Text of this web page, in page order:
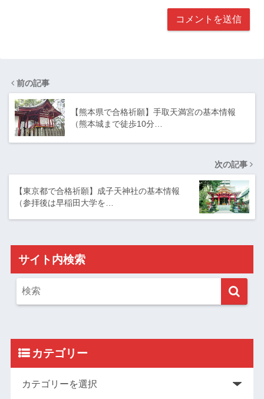
前の記事
【熊本県で合格祈願】手取天満宮の基本情報
（熊本城まで徒歩10分…
次の記事
【東京都で合格祈願】成子天神社の基本情報
（参拝後は早稲田大学を…
サイト内検索
カテゴリー